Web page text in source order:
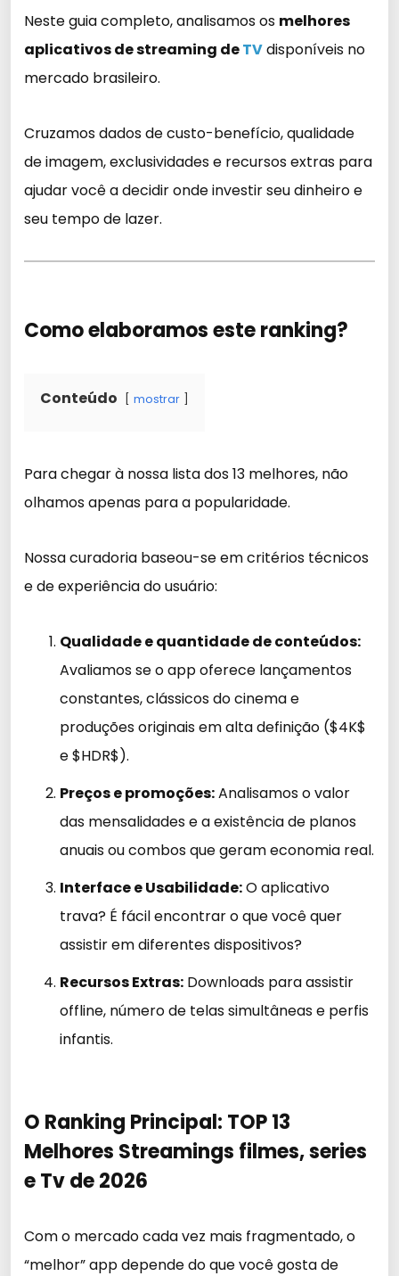
Neste guia completo, analisamos os melhores
aplicativos de streaming deTVdisponíveis no
mercado brasileiro.
Cruzamos dados de custo-benefício, qualidade
de imagem, exclusividades e recursos extras para
ajudar você a decidir onde investir seu dinheiro e
seu tempo de lazer.
Como elaboramos este ranking?
Conteúdo mostrar
Para chegar à nossa lista dos 13 melhores, não
olhamos apenas para a popularidade.
Nossa curadoria baseou-se em critérios técnicos
e de experiência do usuário:
Qualidade e quantidade de conteúdos:
Avaliamos se o app oferece lançamentos
constantes, clássicos do cinema e
produções originais em alta definição ($4K$
e $HDR$).
Preços e promoções:Analisamos o valor
das mensalidades e a existência de planos
anuais ou combos que geram economia real.
Interface e Usabilidade:O aplicativo
trava? É fácil encontrar o que você quer
assistir em diferentes dispositivos?
Recursos Extras: Downloads para assistir
offline, número de telas simultâneas e perfis
infantis.
O Ranking Principal: TOP 13
Melhores Streamings filmes, series
e Tv de 2026
Com o mercado cada vez mais fragmentado, o
“melhor” app depende do que você gosta de